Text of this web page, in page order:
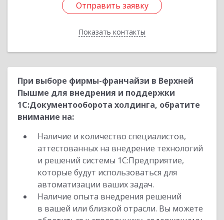
Отправить заявку
Показать контакты
Отправить заявку
Назад
При выборе фирмы-франчайзи в Верхней
Пышме для внедрения и поддержки
1С:Документооборота холдинга, обратите
внимание на:
Наличие и количество специалистов,
аттестованных на внедрение технологий
и решений системы 1С:Предприятие,
которые будут использоваться для
автоматизации ваших задач.
Наличие опыта внедрения решений
в вашей или близкой отрасли. Вы можете